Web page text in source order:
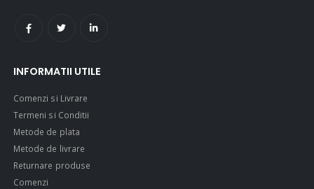
INFORMATII UTILE
Comenzi si Livrare
Termeni si Conditii
Metode de plata
Metode de livrare
Returnare produse
Comenzi